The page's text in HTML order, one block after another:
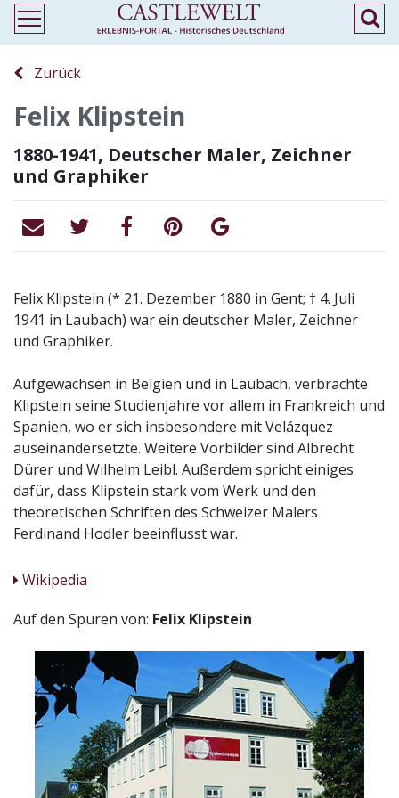
Zurück
Felix Klipstein
1880-1941, Deutscher Maler, Zeichner
und Graphiker
Felix Klipstein (* 21. Dezember 1880 in Gent; † 4. Juli
1941 in Laubach) war ein deutscher Maler, Zeichner
und Graphiker.
Aufgewachsen in Belgien und in Laubach, verbrachte
Klipstein seine Studienjahre vor allem in Frankreich und
Spanien, wo er sich insbesondere mit Velázquez
auseinandersetzte. Weitere Vorbilder sind Albrecht
Dürer und Wilhelm Leibl. Außerdem spricht einiges
dafür, dass Klipstein stark vom Werk und den
theoretischen Schriften des Schweizer Malers
Ferdinand Hodler beeinflusst war.
Wikipedia
Auf den Spuren von: Felix Klipstein